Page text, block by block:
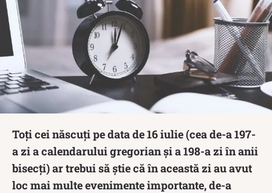
Toți cei născuți pe data de 16 iulie (cea de-a 197-
a zi a calendarului gregorian și a 198-a zi în anii
bisecți) ar trebui să știe că în această zi au avut
loc mai multe evenimente importante, de-a